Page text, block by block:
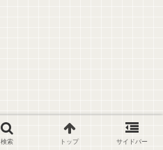
検索 トップ サイドバー